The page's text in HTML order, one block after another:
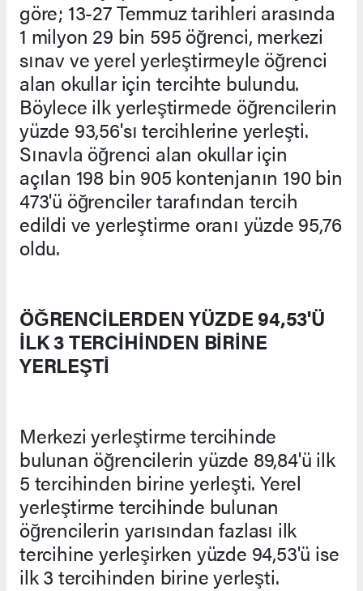
göre; 13-27 Temmuz tarihleri arasında
1 milyon 29 bin 595 öğrenci, merkezi
sınav ve yerel yerleştirmeyle öğrenci
alan okullar için tercihte bulundu.
Böylece ilk yerleştirmede öğrencilerin
yüzde 93,56'sı tercihlerine yerleşti.
Sınavla öğrenci alan okullar için
açılan 198 bin 905 kontenjanın 190 bin
473'ü öğrenciler tarafından tercih
edildi ve yerleştirme oranı yüzde 95,76
oldu.
ÖĞRENCİLERDEN YÜZDE 94,53'Ü
İLK 3 TERCİHİNDEN BİRİNE
YERLEŞTİ
Merkezi yerleştirme tercihinde
bulunan öğrencilerin yüzde 89,84'ü ilk
5 tercihinden birine yerleşti. Yerel
yerleştirme tercihinde bulunan
öğrencilerin yarısından fazlası ilk
tercihine yerleşirken yüzde 94,53'ü ise
ilk 3 tercihinden birine yerleşti.